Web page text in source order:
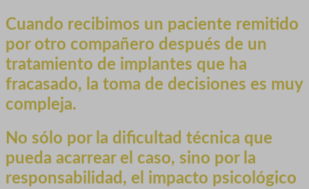
Cuando recibimos un paciente remitido
por otro compañero después de un
tratamiento de implantes que ha
fracasado, la toma de decisiones es muy
compleja.
No sólo por la dificultad técnica que
pueda acarrear el caso, sino por la
responsabilidad, el impacto psicológico